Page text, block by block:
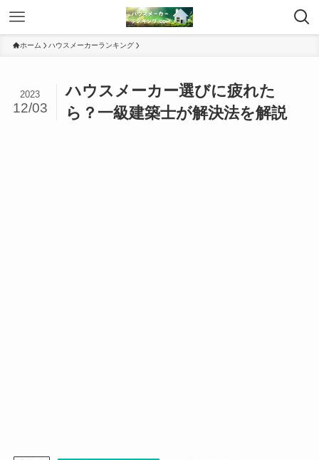
ホーム ハウスメーカーランキング
ハウスメーカー選びに疲れた
ら？一級建築士が解決法を解説
2023
12/03